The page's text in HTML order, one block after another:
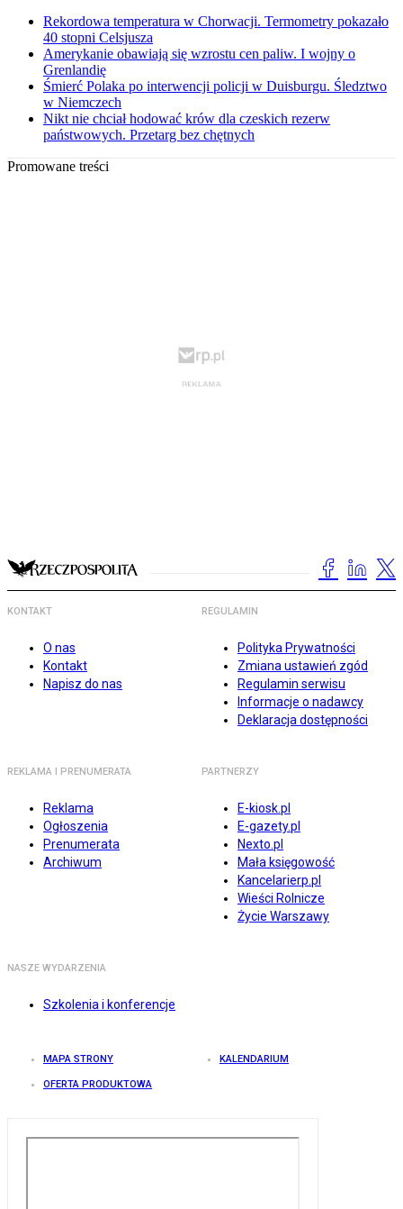
Rekordowa temperatura w Chorwacji. Termometry pokazało
40 stopni Celsjusza
Amerykanie obawiają się wzrostu cen paliw. I wojny o
Grenlandię
Śmierć Polaka po interwencji policji w Duisburgu. Śledztwo
w Niemczech
Nikt nie chciał hodować krów dla czeskich rezerw
państwowych. Przetarg bez chętnych
Promowane treści
KONTAKT
O nas
Kontakt
Napisz do nas
REGULAMIN
Polityka Prywatności
Zmiana ustawień zgód
Regulamin serwisu
Informacje o nadawcy
Deklaracja dostępności
REKLAMA I PRENUMERATA
Reklama
Ogłoszenia
Prenumerata
Archiwum
PARTNERZY
E-kiosk.pl
E-gazety.pl
Nexto.pl
Mała księgowość
Kancelarierp.pl
Wieści Rolnicze
Życie Warszawy
NASZE WYDARZENIA
Szkolenia i konferencje
MAPA STRONY KALENDARIUM
OFERTA PRODUKTOWA